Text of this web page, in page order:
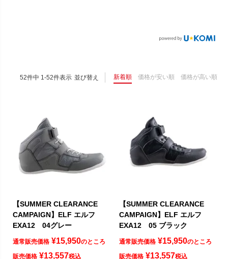
並び替え 新着順 価格が安い順 価格が高い順
52件中 1-52件表示
【SUMMER CLEARANCE
CAMPAIGN】ELF エルフ
EXA12 04グレー
通常販売価格 ¥15,950のところ
販売価格 ¥13,557税込
【SUMMER CLEARANCE
CAMPAIGN】ELF エルフ
EXA12 05 ブラック
通常販売価格 ¥15,950のところ
販売価格 ¥13,557税込